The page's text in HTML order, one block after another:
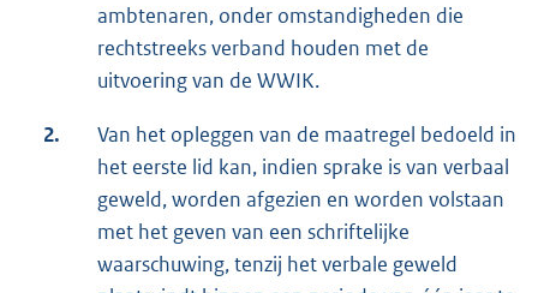
ambtenaren, onder omstandigheden die
rechtstreeks verband houden met de
uitvoering van de WWIK.
2.
Van het opleggen van de maatregel bedoeld in
het eerste lid kan, indien sprake is van verbaal
geweld, worden afgezien en worden volstaan
met het geven van een schriftelijke
waarschuwing, tenzij het verbale geweld